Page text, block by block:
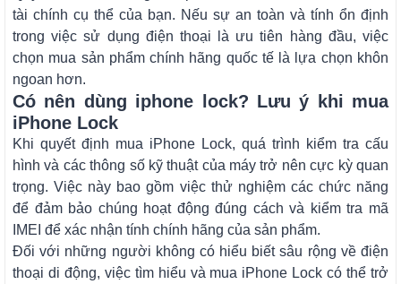
tài chính cụ thể của bạn. Nếu sự an toàn và tính ổn định
trong việc sử dụng điện thoại là ưu tiên hàng đầu, việc
chọn mua sản phẩm chính hãng quốc tế là lựa chọn khôn
ngoan hơn.
Có nên dùng iphone lock? Lưu ý khi mua
iPhone Lock
Khi quyết định mua iPhone Lock, quá trình kiểm tra cấu
hình và các thông số kỹ thuật của máy trở nên cực kỳ quan
trọng. Việc này bao gồm việc thử nghiệm các chức năng
để đảm bảo chúng hoạt động đúng cách và kiểm tra mã
IMEI để xác nhận tính chính hãng của sản phẩm.
Đối với những người không có hiểu biết sâu rộng về điện
thoại di động, việc tìm hiểu và mua iPhone Lock có thể trở